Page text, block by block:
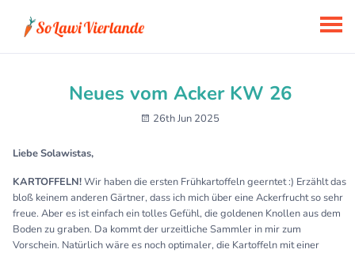
Neues vom Acker KW 26
26th Jun 2025
Liebe Solawistas,
KARTOFFELN!Wir haben die ersten Frühkartoffeln geerntet :) Erzählt das
bloß keinem anderen Gärtner, dass ich mich über eine Ackerfrucht so sehr
freue. Aber es ist einfach ein tolles Gefühl, die goldenen Knollen aus dem
Boden zu graben. Da kommt der urzeitliche Sammler in mir zum
Vorschein. Natürlich wäre es noch optimaler, die Kartoffeln mit einer